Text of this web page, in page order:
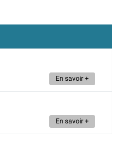
En savoir +
En savoir +